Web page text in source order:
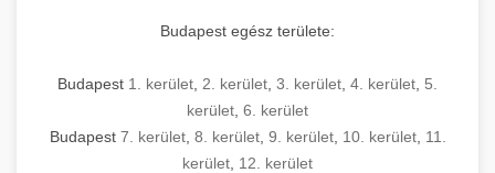
Budapest egész területe:
Budapest 1. kerület 2. kerület 3. kerület 4. kerület 5.
kerület 6. kerület
Budapest 7. kerület, 8. kerület, 9. kerület, 10. kerület, 11.
kerület 12. kerület